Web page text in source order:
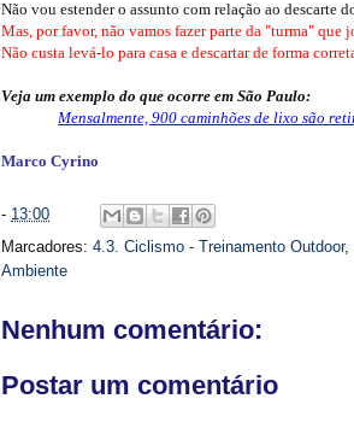
Não vou estender o assunto com relação ao descarte
Mas, por favor, não vamos fazer parte da "turma" que
Não custa levá-lo para casa e descartar de forma
Veja um exemplo do que ocorre em São Paulo:
Mensalmente, 900 caminhões de lixo são
Marco Cyrino
- 13:00
Marcadores: 4.3. Ciclismo - Treinamento Outdoor,
Ambiente
Nenhum comentário:
Postar um comentário